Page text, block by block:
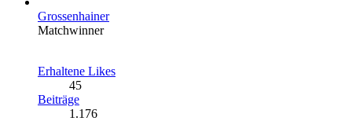
Grossenhainer
Matchwinner
Erhaltene Likes
45
Beiträge
1.176